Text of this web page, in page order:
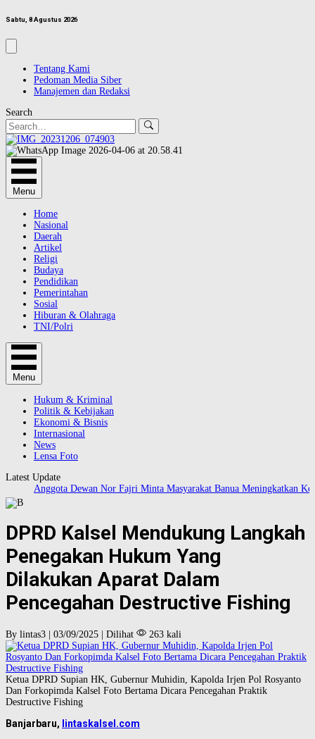
Sabtu, 8 Agustus 2026
Tentang Kami
Pedoman Media Siber
Manajemen dan Redaksi
Search
Menu
Home
Nasional
Daerah
Artikel
Religi
Budaya
Pendidikan
Pemerintahan
Sosial
Hiburan & Olahraga
TNI/Polri
Menu
Hukum & Kriminal
Politik & Kebijakan
Ekonomi & Bisnis
Internasional
News
Lensa Foto
Latest Update
Anggota Dewan Nor Fajri Minta Masyarakat Banua Meningkatkan
DPRD Kalsel Mendukung Langkah
Penegakan Hukum Yang
Dilakukan Aparat Dalam
Pencegahan Destructive Fishing
By lintas3 | 03/09/2025 | Dilihat 263 kali
Ketua DPRD Supian HK, Gubernur Muhidin, Kapolda Irjen Pol Rosyanto
Dan Forkopimda Kalsel Foto Bertama Dicara Pencegahan Praktik
Destructive Fishing
Banjarbaru, lintaskalsel.com